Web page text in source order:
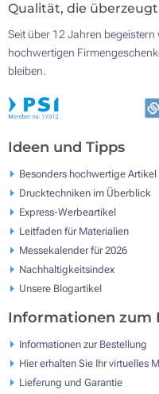
Qualität, die
Seit über 12 Jahren
hochwertigen
bleiben.
Ideen und Tipps
Besonders hochwertige Artikel
Drucktechniken im Überblick
Express-Werbeartikel
Leitfaden für Materialien
Messekalender für 2026
Nachhaltigkeitsindex
Unsere Blogartikel
Informationen zum
Informationen zur Bestellung
Hier erhalten Sie Ihr virtuelles
Lieferung und Garantie